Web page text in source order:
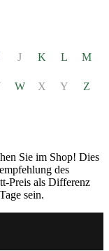
J K L M
W X Y Z
Sie im Shop! Dies
des
Preis als Differenz
sein.